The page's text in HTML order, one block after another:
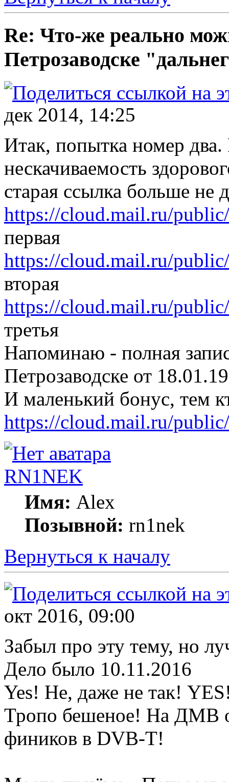
Re: Что-же реально
Петрозаводске
дек 2014, 14:25
Итак, попытка номер
нескачиваемость
старая ссылка больше не
https://cloud.mail.ru/
первая
https://cloud.mail.ru/
вторая
https://cloud.mail.ru/
третья
Напоминаю - полная
Петрозаводске от
И маленький бонус, тем
https://cloud.mail.ru/
RN1NEK
Имя: Alex
Позывной: rn1nek
Вернуться к началу
окт 2016, 09:00
Забыл про эту тему, но
Дело было 10.11.2016
Yes! Не, даже не так!
Тропо бешеное! На ДМВ
фиников в DVB-T!